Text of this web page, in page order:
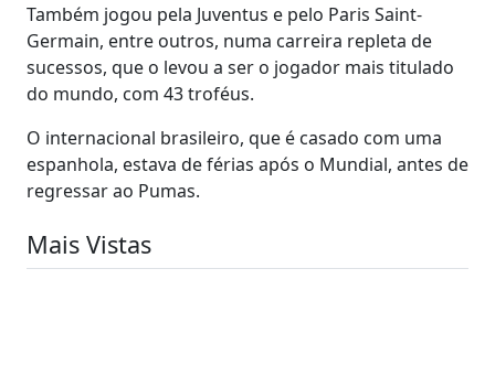
Também jogou pela Juventus e pelo Paris Saint-
Germain, entre outros, numa carreira repleta de
sucessos, que o levou a ser o jogador mais titulado
do mundo, com 43 troféus.
O internacional brasileiro, que é casado com uma
espanhola, estava de férias após o Mundial, antes de
regressar ao Pumas.
Mais Vistas